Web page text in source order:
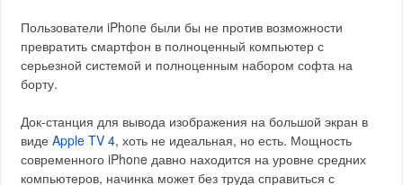
Пользователи iPhone были бы не против возможности
превратить смартфон в полноценный компьютер с
серьезной системой и полноценным набором софта на
борту.
Док-станция для вывода изображения на большой экран в
видеApple TV 4, хоть не идеальная, но есть. Мощность
современного iPhone давно находится на уровне средних
компьютеров, начинка может без труда справиться с